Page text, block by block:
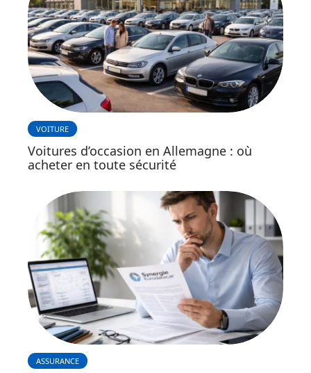
VOITURE
Voitures d’occasion en Allemagne : où
acheter en toute sécurité
ASSURANCE